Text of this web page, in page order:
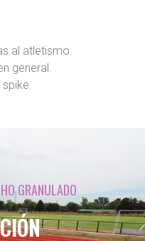
al atletismo.
general.
GRANULADO